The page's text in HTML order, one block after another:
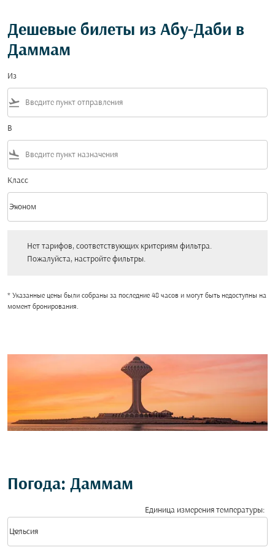
Дешевые билеты из Абу-Даби в
Даммам
Из
flight_takeoff
В
flight_land
Класс
Класс option Эконом Selected
Эконом
keyboard_arrow_down
Нет тарифов, соответствующих критериям фильтра.
Пожалуйста, настройте фильтры.
* Указанные цены были собраны за последние 48 часов и могут быть недоступны на
момент бронирования.
Погода: Даммам
Единица измерения температуры:
Цельсия
keyboard_arrow_down